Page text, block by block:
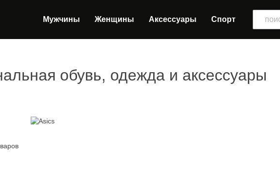
Мужчины Женщины Аксессуары Спорт
обувь, одежда и аксессуары